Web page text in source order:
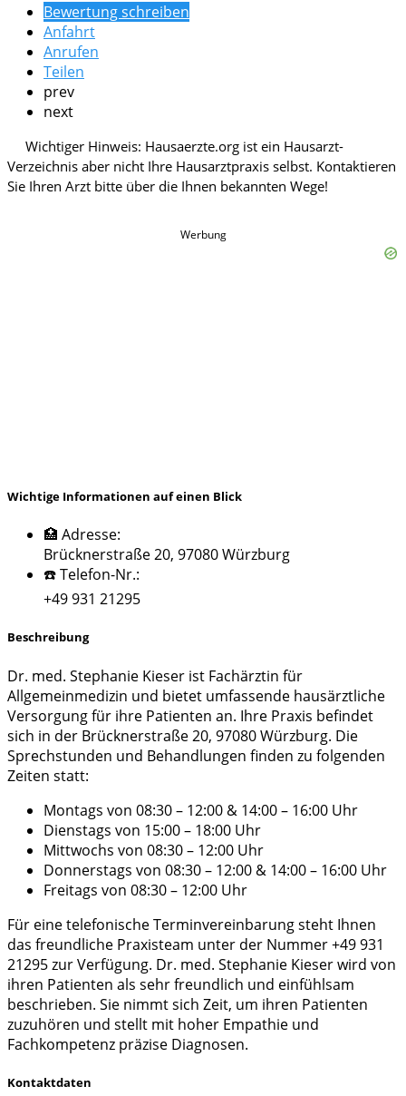
Bewertung schreiben
Anfahrt
Anrufen
Teilen
prev
next
Werbung
Wichtige Informationen auf einen Blick
🏥 Adresse:
Brücknerstraße 20, 97080 Würzburg
☎️ Telefon-Nr.:
+49 931 21295
Beschreibung
Dr. med. Stephanie Kieser ist Fachärztin für
Allgemeinmedizin und bietet umfassende hausärztliche
Versorgung für ihre Patienten an. Ihre Praxis befindet
sich in der Brücknerstraße 20, 97080 Würzburg. Die
Sprechstunden und Behandlungen finden zu folgenden
Zeiten statt:
Montags von 08:30 – 12:00 & 14:00 – 16:00 Uhr
Dienstags von 15:00 – 18:00 Uhr
Mittwochs von 08:30 – 12:00 Uhr
Donnerstags von 08:30 – 12:00 & 14:00 – 16:00 Uhr
Freitags von 08:30 – 12:00 Uhr
Für eine telefonische Terminvereinbarung steht Ihnen
das freundliche Praxisteam unter der Nummer +49 931
21295 zur Verfügung. Dr. med. Stephanie Kieser wird von
ihren Patienten als sehr freundlich und einfühlsam
beschrieben. Sie nimmt sich Zeit, um ihren Patienten
zuzuhören und stellt mit hoher Empathie und
Fachkompetenz präzise Diagnosen.
Kontaktdaten